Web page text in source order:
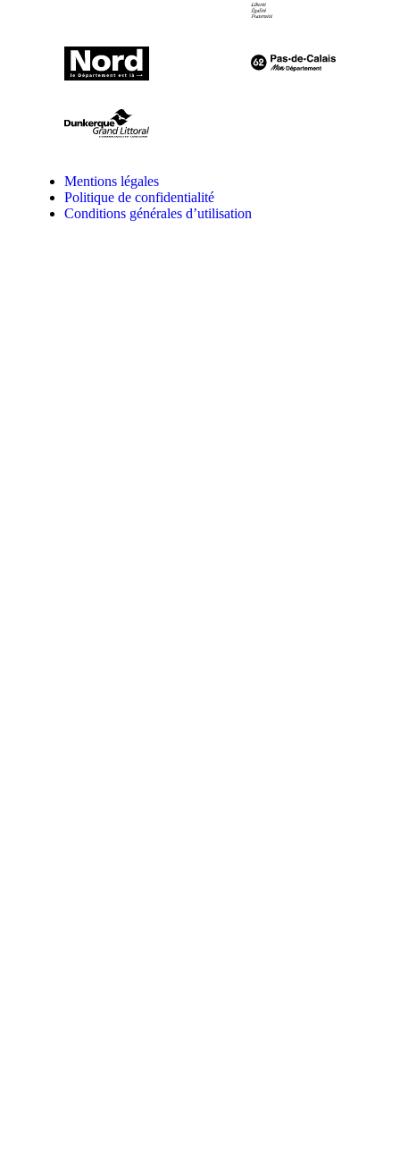
Mentions légales
Politique de confidentialité
Conditions générales d’utilisation